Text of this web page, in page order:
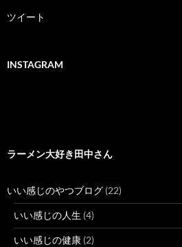
ツイート
INSTAGRAM
ラーメン大好き田中さん
いい感じのやつブログ (22)
いい感じの人生 (4)
いい感じの健康 (2)